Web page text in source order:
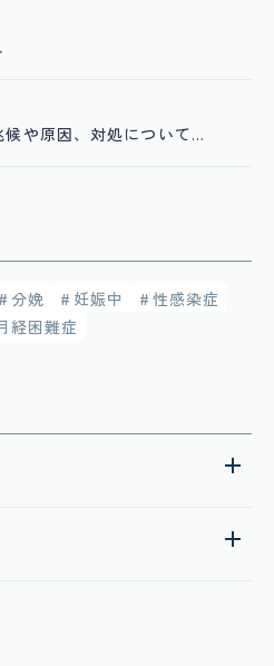
や原因、対処について
分娩 妊娠中
性感染症
経困難症